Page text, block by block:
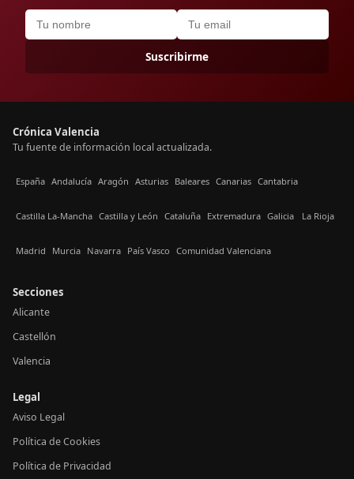
Suscribirme
Crónica Valencia
Tu fuente de información local actualizada.
España Andalucía Aragón Asturias Baleares Canarias Cantabria
Castilla La-Mancha Castilla y León Cataluña Extremadura Galicia La Rioja
Madrid Murcia Navarra País Vasco Comunidad Valenciana
Secciones
Alicante
Castellón
Valencia
Legal
Aviso Legal
Política de Cookies
Política de Privacidad